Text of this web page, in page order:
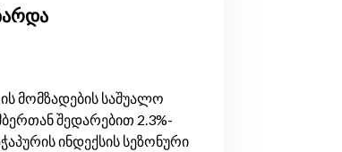
მომზადების საშუალო
შედარებით 2.3%-
ინდექსის სეზონური